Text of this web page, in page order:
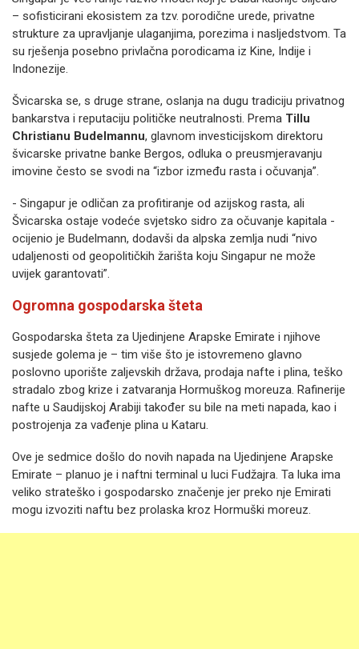
– sofisticirani ekosistem za tzv. porodične urede, privatne
strukture za upravljanje ulaganjima, porezima i nasljedstvom. Ta
su rješenja posebno privlačna porodicama iz Kine, Indije i
Indonezije.
Švicarska se, s druge strane, oslanja na dugu tradiciju privatnog
bankarstva i reputaciju političke neutralnosti. Prema Tillu
Christianu Budelmannu, glavnom investicijskom direktoru
švicarske privatne banke Bergos, odluka o preusmjeravanju
imovine često se svodi na “izbor između rasta i očuvanja”.
- Singapur je odličan za profitiranje od azijskog rasta, ali
Švicarska ostaje vodeće svjetsko sidro za očuvanje kapitala -
ocijenio je Budelmann, dodavši da alpska zemlja nudi “nivo
udaljenosti od geopolitičkih žarišta koju Singapur ne može
uvijek garantovati”.
Ogromna gospodarska šteta
Gospodarska šteta za Ujedinjene Arapske Emirate i njihove
susjede golema je – tim više što je istovremeno glavno
poslovno uporište zaljevskih država, prodaja nafte i plina, teško
stradalo zbog krize i zatvaranja Hormuškog moreuza. Rafinerije
nafte u Saudijskoj Arabiji također su bile na meti napada, kao i
postrojenja za vađenje plina u Kataru.
Ove je sedmice došlo do novih napada na Ujedinjene Arapske
Emirate – planuo je i naftni terminal u luci Fudžajra. Ta luka ima
veliko strateško i gospodarsko značenje jer preko nje Emirati
mogu izvoziti naftu bez prolaska kroz Hormuški moreuz.